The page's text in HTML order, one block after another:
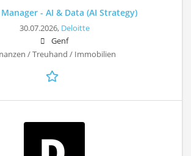
- AI & Data (AI Strategy)
30.07.2026, Deloitte
Genf
/ Treuhand / Immobilien